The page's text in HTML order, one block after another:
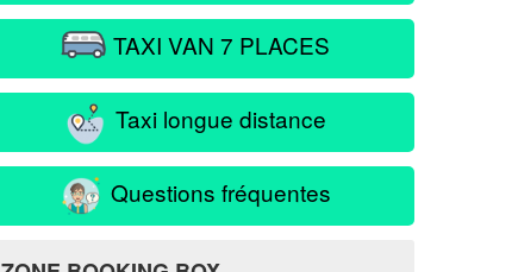
TAXI VAN 7 PLACES
Taxi longue distance
Questions fréquentes